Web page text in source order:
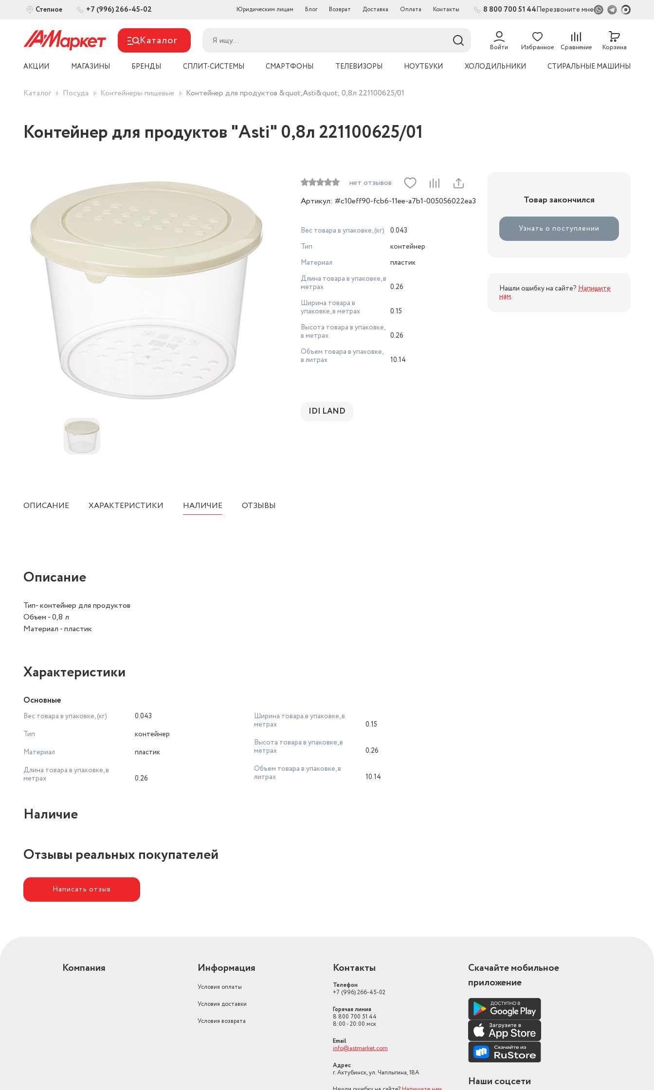
Степное +7 (996) 266-45-02 Юридическим лицам Блог Возврат Доставка Оплата Контакты 8 800 700 51 44Перезвоните мне
Каталог Войти Избранное Сравнение Корзина
АКЦИИ МАГАЗИНЫ БРЕНДЫ СПЛИТ-СИСТЕМЫ СМАРТФОНЫ ТЕЛЕВИЗОРЫ НОУТБУКИ ХОЛОДИЛЬНИКИ СТИРАЛЬНЫЕ МАШИНЫ
Каталог Посуда Контейнеры пищевые Контейнер для продуктов &quot;Asti&quot; 0,8л 221100625/01
Контейнер для продуктов "Asti" 0,8л 221100625/01
нет отзывов
Артикул: #c10eff90-fcb6-11ee-a7b1-005056022ea3
Вес товара в упаковке, (кг)
0.043
Тип
контейнер
Материал
пластик
Длина товара в упаковке, в
метрах
0.26
Ширина товара в
упаковке, в метрах
0.15
Высота товара в упаковке,
в метрах
0.26
Объем товара в упаковке,
в литрах
10.14
IDI LAND
Товар закончился
Узнать о поступлении
Нашли ошибку на сайте? Напишите
нам.
ОПИСАНИЕ ХАРАКТЕРИСТИКИ НАЛИЧИЕ ОТЗЫВЫ
Описание
Тип- контейнер для продуктов
Объем - 0,8 л
Материал - пластик
Характеристики
Основные
Вес товара в упаковке, (кг)
0.043
Тип
контейнер
Материал
пластик
Длина товара в упаковке, в
метрах
0.26
Ширина товара в упаковке, в
метрах
0.15
Высота товара в упаковке, в
метрах
0.26
Объем товара в упаковке, в
литрах
10.14
Наличие
Отзывы реальных покупателей
Написать отзыв
Компания Информация
Условия оплаты
Условия доставки
Условия возврата
Контакты
Телефон
+7 (996) 266-45-02
Горячая линия
8 800 700 51 44
8:00 - 20:00 мск
Email
info@astmarket.com
Адрес
г. Ахтубинск, ул. Чаплыгина, 18А
Скачайте мобильное
приложение
Наши соцсети